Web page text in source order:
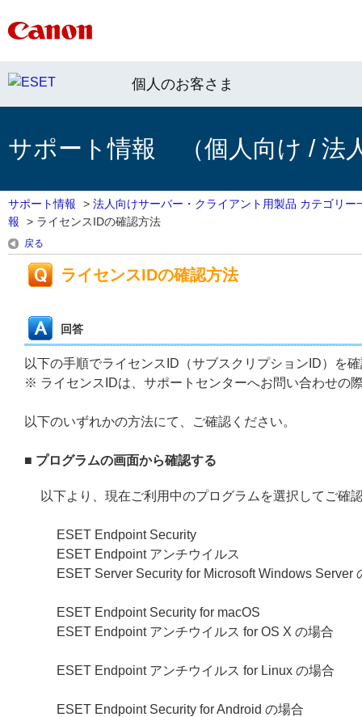
個人のお客さま
サポート情報 （個人向け / 法
サポート情報 > 法人向けサーバー・クライアント用製品 カテゴリー
報
> ライセンスIDの確認方法
戻る
ライセンスIDの確認方法
回答
以下の手順でライセンスID（サブスクリプションID）を
※ ライセンスIDは、サポートセンターへお問い合わせの
以下のいずれかの方法にて、ご確認ください。
■ プログラムの画面から確認する
以下より、現在ご利用中のプログラムを選択してご確
ESET Endpoint Security
ESET Endpoint アンチウイルス
ESET Server Security for Microsoft Windows Server
ESET Endpoint Security for macOS
ESET Endpoint アンチウイルス for OS X の場合
ESET Endpoint アンチウイルス for Linux の場合
ESET Endpoint Security for Android の場合